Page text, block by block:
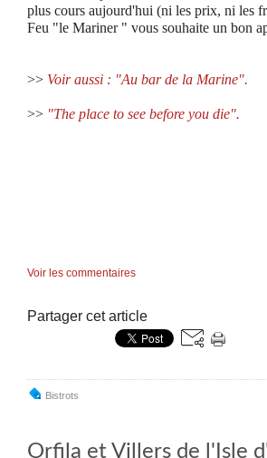
plus cours aujourd'hui (ni les prix, ni
Feu "le Mariner " vous souhaite un bon
>> Voir aussi : "Au bar de la Marine".
>> "The place to see before you die".
Voir les commentaires
Partager cet article
Bistrots
Orfila et Villers de l'Isle